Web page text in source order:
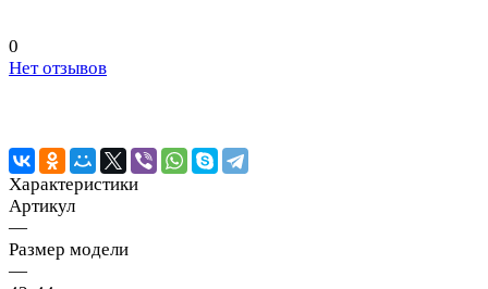
0
Нет отзывов
Характеристики
Артикул
—
Размер модели
—